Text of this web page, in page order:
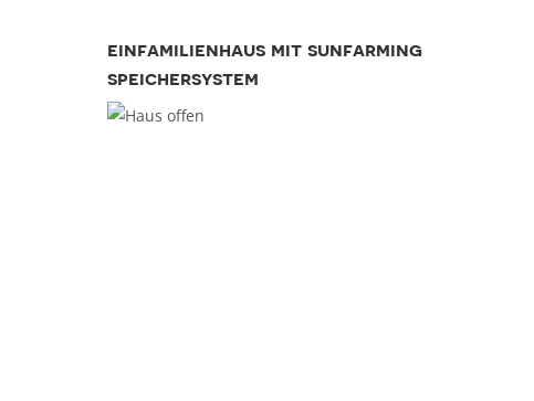
einfamilienhaus mit sunfarming
speichersystem